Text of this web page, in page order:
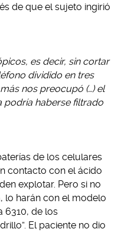
de que el sujeto ingirió
es decir, sin cortar
dividido en tres
nos preocupó (…) el
podría haberse filtrado
de los celulares
contacto con el ácido
explotar. Pero si no
lo harán con el modelo
6310, de los
El paciente no dio